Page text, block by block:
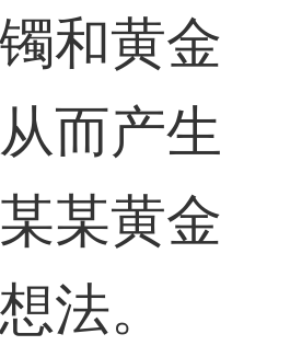
和黄金
而产生
某黄金
法。